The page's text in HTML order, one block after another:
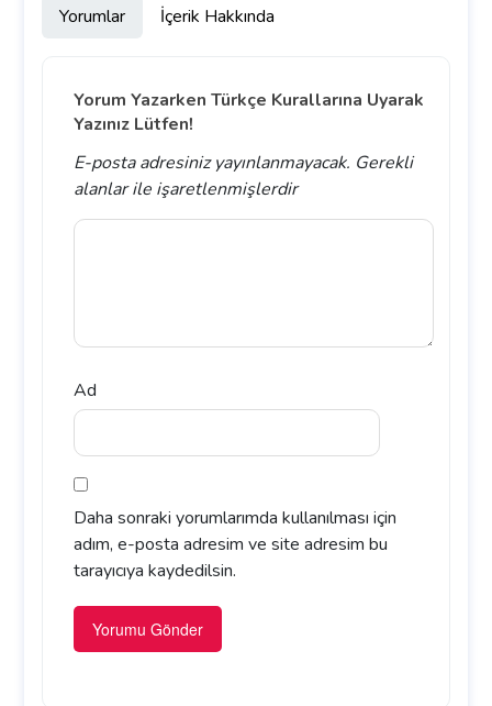
Yorumlar İçerik Hakkında
Yorum Yazarken Türkçe Kurallarına Uyarak
Yazınız Lütfen!
E-posta adresiniz yayınlanmayacak. Gerekli
alanlarile işaretlenmişlerdir
Ad
Daha sonraki yorumlarımda kullanılması için
adım, e-posta adresim ve site adresim bu
tarayıcıya kaydedilsin.